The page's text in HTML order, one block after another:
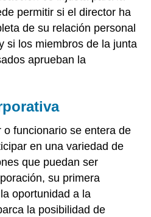
permitir si el director ha
de su relación personal
si los miembros de la junta
aprueban la
funcionario se entera de
en una variedad de
que puedan ser
su primera
oportunidad a la
la posibilidad de